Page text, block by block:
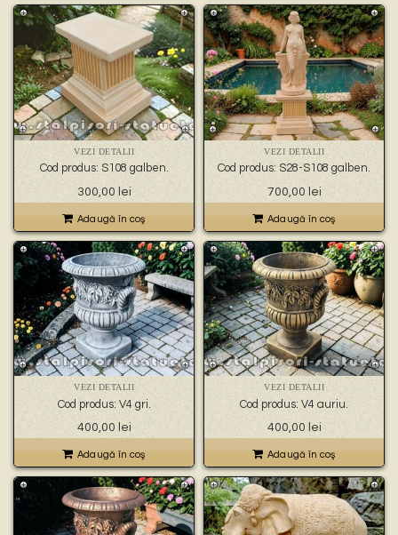
VEZI DETALII
Cod produs: S108 galben.
300,00 lei
Adaugă în coş
VEZI DETALII
Cod produs: S28-S108 galben.
700,00 lei
Adaugă în coş
VEZI DETALII
Cod produs: V4 gri.
400,00 lei
Adaugă în coş
VEZI DETALII
Cod produs: V4 auriu.
400,00 lei
Adaugă în coş